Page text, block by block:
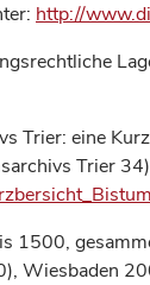
http://
Trier: eine
Trier
1500,
Wiesbaden